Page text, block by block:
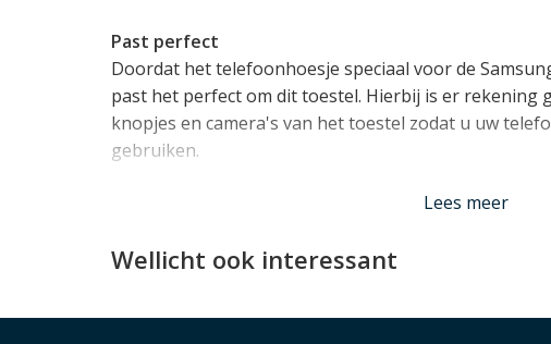
Past perfect
Doordat het telefoonhoesje speciaal voor de
past het perfect om dit toestel. Hierbij is er rekening
knopjes en camera's van het toestel zodat u uw
gebruiken.
Lees minder
Lees meer
Wellicht ook interessant